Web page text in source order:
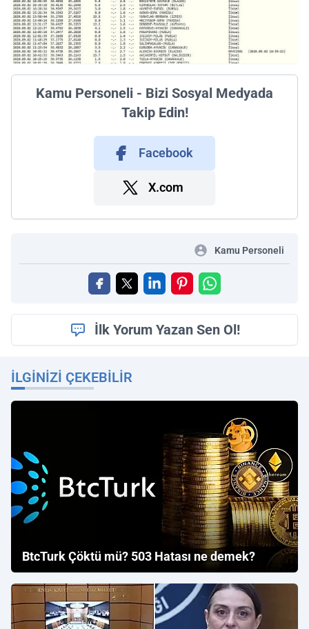
Kamu Personeli - Bizi Sosyal Medyada
Takip Edin!
Facebook
X.com
Kamu Personeli
İlk Yorum Yazan Sen Ol!
İLGINIZI ÇEKEBILIR
BtcTurk Çöktü mü? 503 Hatası ne demek?